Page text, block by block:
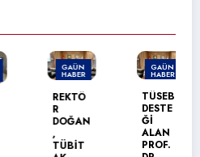
GAÜN
HABER
REKTÖ
DOĞAN
TÜBİT
GAÜN
HABER
TÜSEB
DESTE
Ğİ
ALAN
PROF.